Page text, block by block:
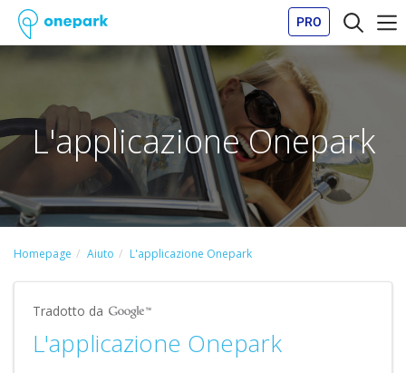
PRO
L'applicazione Onepark
Homepage Aiuto L'applicazione Onepark
Tradotto da
L'applicazione Onepark